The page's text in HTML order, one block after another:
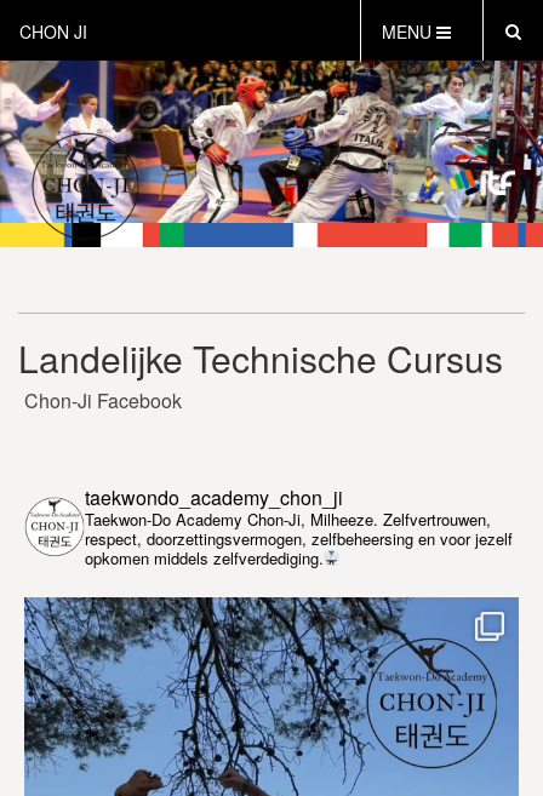
CHON JI MENU
HOME
OVER CHON-JI
TRAINEN HOE EN WAT
CHON-JI KIDS
OVER TAEKWON-DO
PROEFLES AANVRAGEN
VEILIG SPORTEN
INSTRUCTEURS EN COACHES
Landelijke Technische Cursus
Chon-Ji Facebook
taekwondo_academy_chon_ji
Taekwon-Do Academy Chon-Ji, Milheeze. Zelfvertrouwen,
respect, doorzettingsvermogen, zelfbeheersing en voor jezelf
opkomen middels zelfverdediging.